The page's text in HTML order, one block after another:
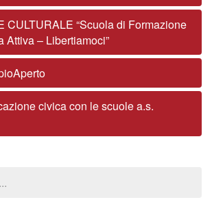
CULTURALE “Scuola di Formazione
Attiva – Libertiamoci”
civica con le scuole a.s.